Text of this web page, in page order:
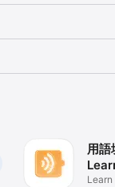
用語
Learn